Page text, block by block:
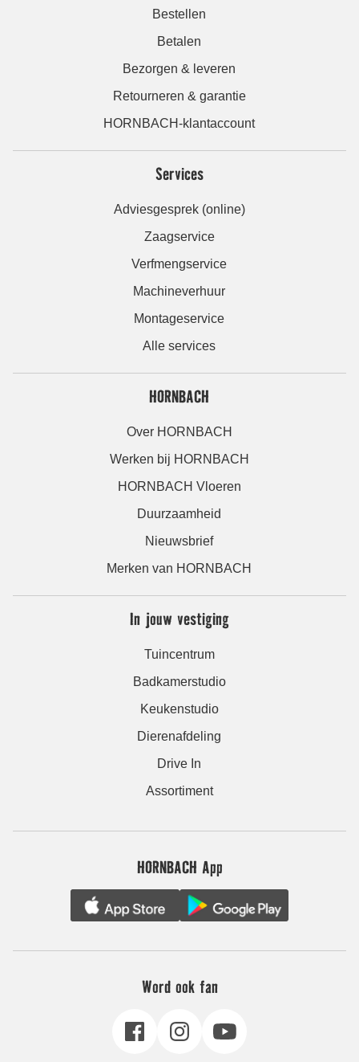
Bestellen
Betalen
Bezorgen & leveren
Retourneren & garantie
HORNBACH-klantaccount
Services
Adviesgesprek (online)
Zaagservice
Verfmengservice
Machineverhuur
Montageservice
Alle services
HORNBACH
Over HORNBACH
Werken bij HORNBACH
HORNBACH Vloeren
Duurzaamheid
Nieuwsbrief
Merken van HORNBACH
In jouw vestiging
Tuincentrum
Badkamerstudio
Keukenstudio
Dierenafdeling
Drive In
Assortiment
HORNBACH App
Word ook fan